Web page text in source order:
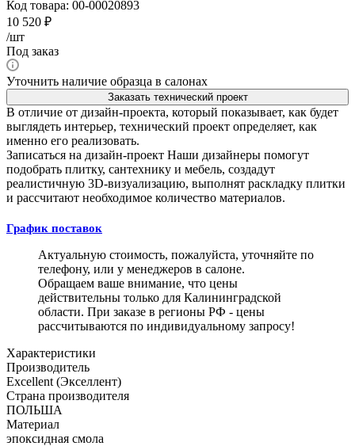
Код товара: 00-00020893
10 520 ₽
/шт
Под заказ
Уточнить наличие образца в салонах
Заказать технический проект
В отличие от дизайн-проекта, который показывает, как будет
выглядеть интерьер, технический проект определяет, как
именно его реализовать.
Записаться на дизайн-проект Наши дизайнеры помогут
подобрать плитку, сантехнику и мебель, создадут
реалистичную 3D-визуализацию, выполнят раскладку плитки
и рассчитают необходимое количество материалов.
График поставок
Актуальную стоимость, пожалуйста, уточняйте по
телефону, или у менеджеров в салоне.
Обращаем ваше внимание, что цены
действительны только для Калининградской
области. При заказе в регионы РФ - цены
рассчитываются по индивидуальному запросу!
Характеристики
Производитель
Excellent (Экселлент)
Страна производителя
ПОЛЬША
Материал
эпоксидная смола